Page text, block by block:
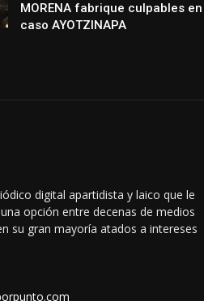
MORENA fabrique culpables en
caso AYOTZINAPA
digital apartidista y laico que le
opción entre decenas de medios
su gran mayoría atados a intereses